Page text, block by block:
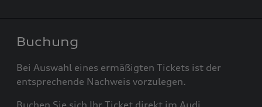
Buchung
Bei Auswahl eines ermäßigten Tickets ist der
entsprechende Nachweis vorzulegen.